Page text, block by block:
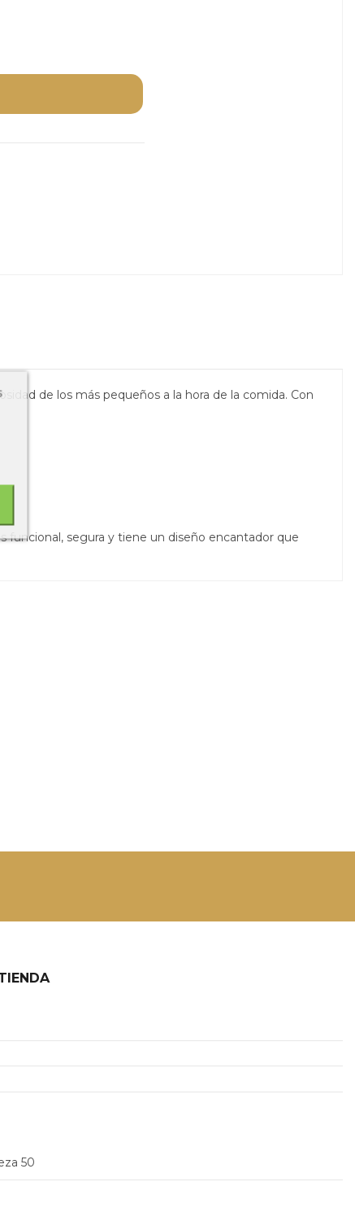
de los más pequeños a la hora de la comida. Con
funcional, segura y tiene un diseño encantador que
50